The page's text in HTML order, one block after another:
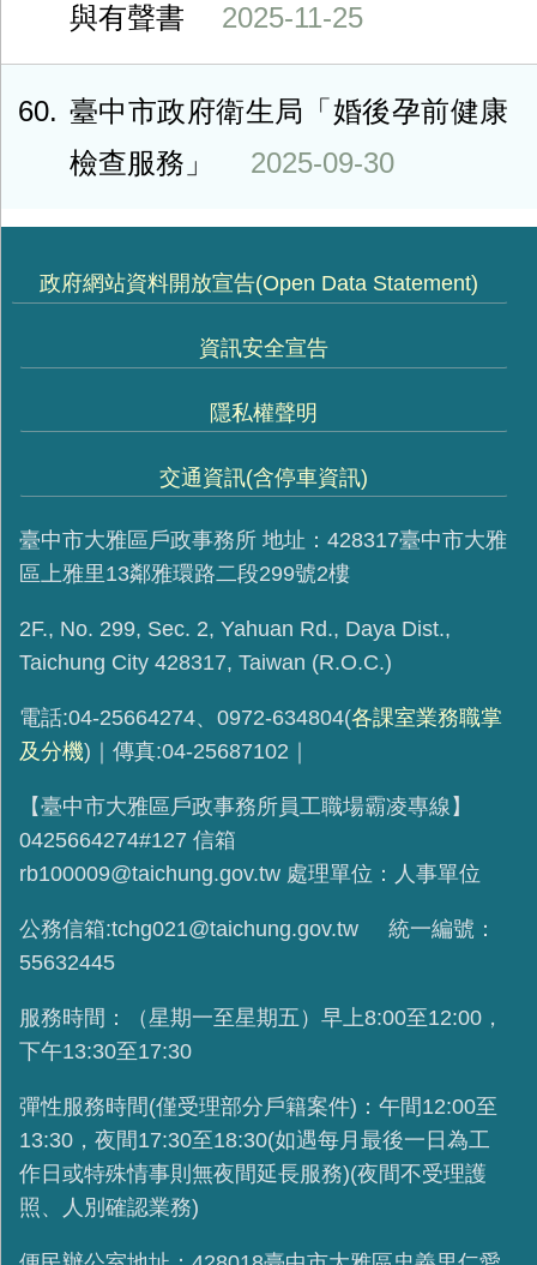
與有聲書
2025-11-25
60
臺中市政府衛生局「婚後孕前健康
檢查服務」
2025-09-30
政府網站資料開放宣告(Open Data Statement)
資訊安全宣告
隱私權聲明
交通資訊(含停車資訊)
臺中市大雅區戶政事務所 地址：428317臺中市大雅
區上雅里13鄰雅環路二段299號2樓
2F., No. 299, Sec. 2, Yahuan Rd., Daya Dist.,
Taichung City 428317, Taiwan (R.O.C.)
電話:04-25664274、0972-634804(各課室業務職掌
及分機)｜傳真:04-25687102｜
【臺中市大雅區戶政事務所員工職場霸凌專線】
0425664274#127 信箱
rb100009@taichung.gov.tw 處理單位：人事單位
公務信箱:tchg021@taichung.gov.tw 統一編號：
55632445
服務時間：（星期一至星期五）早上8:00至12:00，
下午13:30至17:30
彈性服務時間(僅受理部分戶籍案件)：午間12:00至
13:30，夜間17:30至18:30(如遇每月最後一日為工
作日或特殊情事則無夜間延長服務)(夜間不受理護
照、人別確認業務)